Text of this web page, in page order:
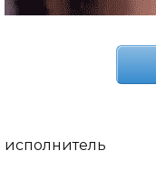
исполнитель